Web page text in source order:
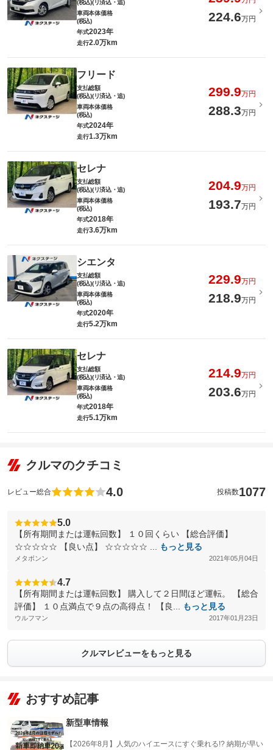
(税込)(リ済込・追)
車両本体価格
(税込)
224.6万円
年式2023年
走行2.0万km
フリード
支払総額
(税込)(リ済込・追)
299.9万円
車両本体価格
(税込)
288.3万円
年式2024年
走行1.3万km
セレナ
支払総額
(税込)(リ済込・追)
204.9万円
車両本体価格
(税込)
193.7万円
年式2018年
走行3.6万km
シエンタ
支払総額
(税込)(リ済込・追)
229.9万円
車両本体価格
(税込)
218.9万円
年式2020年
走行5.2万km
セレナ
支払総額
(税込)(リ済込・追)
214.9万円
車両本体価格
(税込)
203.6万円
年式2018年
走行5.1万km
クルマのクチコミ
レビュー総合 4.0 投稿数1077
5.0
【所有期間または運転回数】 １０回くらい 【総合評価】
☆☆☆☆☆ 【良い点】 ☆☆☆☆☆ ...
もっと見る
メタボンン 2021年05月04日
4.7
【所有期間または運転回数】 購入して２日間ほど運転。 【総合
評価】 １０点満点で９点の高得点！ 【良...
もっと見る
ウルフマン 2017年01月23日
クルマレビューをもっと見る
おすすめ記事
新型車情報
【2026年8月】人気のハイエースにすぐ乗れる!? 納期が早い